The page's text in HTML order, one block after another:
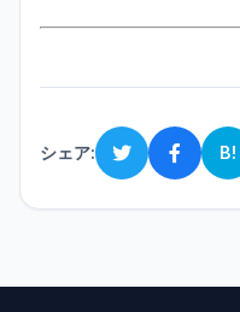
シェア: B!